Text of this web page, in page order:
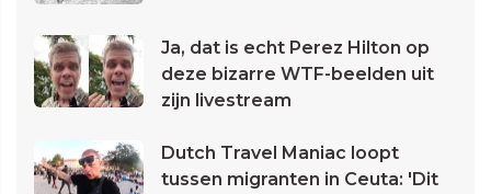
Ja, dat is echt Perez Hilton op
deze bizarre WTF-beelden uit
zijn livestream
Dutch Travel Maniac loopt
tussen migranten in Ceuta: 'Dit